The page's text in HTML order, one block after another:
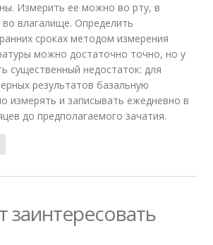
Измерить ее можно во рту, в
влагалище. Определить
сроках методом измерения
можно достаточно точно, но у
существенный недостаток: для
результатов базальную
измерять и записывать ежедневно в
до предполагаемого зачатия.
заинтересовать